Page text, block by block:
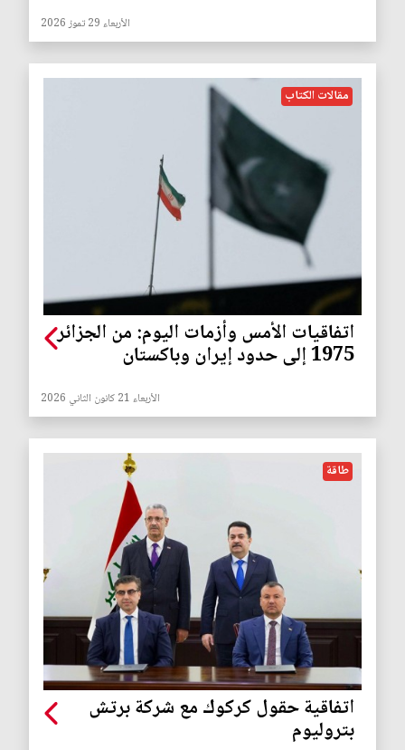
الأربعاء 29 تموز 2026
مقالات الكتاب
اتفاقيات الأمس وأزمات اليوم: من الجزائر
1975 إلى حدود إيران وباكستان
الأربعاء 21 كانون الثاني 2026
طاقة
اتفاقية حقول كركوك مع شركة برتش
بتروليوم